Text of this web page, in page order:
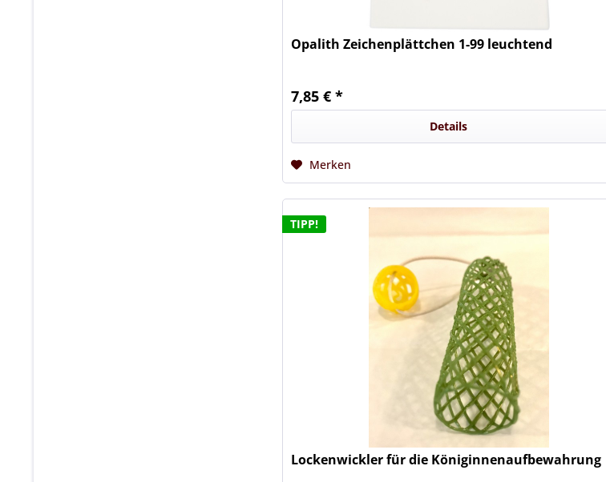
Opalith Zeichenplättchen 1-99 leuchtend
7,85 € *
Details
Merken
TIPP!
Lockenwickler für die Königinnenaufbewahrung